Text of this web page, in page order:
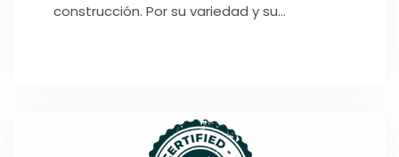
construcción. Por su variedad y su...